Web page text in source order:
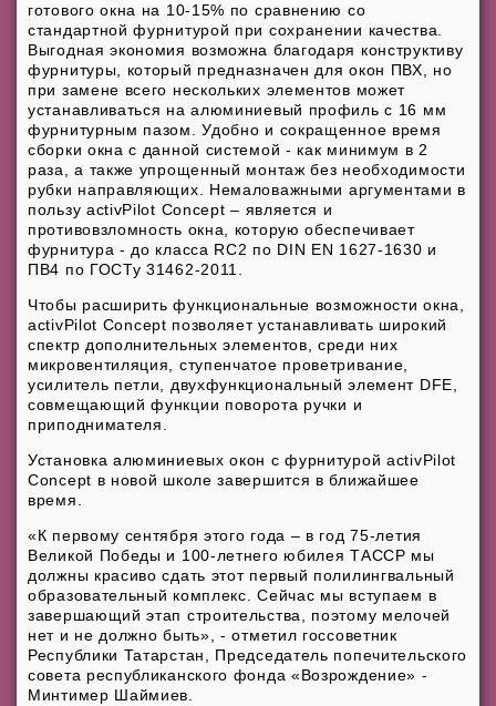
готового окна на 10-15% по сравнению со
стандартной фурнитурой при сохранении качества.
Выгодная экономия возможна благодаря конструктиву
фурнитуры, который предназначен для окон ПВХ, но
при замене всего нескольких элементов может
устанавливаться на алюминиевый профиль с 16 мм
фурнитурным пазом. Удобно и сокращенное время
сборки окна с данной системой - как минимум в 2
раза, а также упрощенный монтаж без необходимости
рубки направляющих. Немаловажными аргументами в
пользу activPilot Concept – является и
противовзломность окна, которую обеспечивает
фурнитура - до класса RC2 по DIN EN 1627-1630 и
ПВ4 по ГОСТу 31462-2011.
Чтобы расширить функциональные возможности окна,
activPilot Concept позволяет устанавливать широкий
спектр дополнительных элементов, среди них
микровентиляция, ступенчатое проветривание,
усилитель петли, двухфункциональный элемент DFE,
совмещающий функции поворота ручки и
приподнимателя.
Установка алюминиевых окон с фурнитурой activPilot
Concept в новой школе завершится в ближайшее
время.
«К первому сентября этого года – в год 75-летия
Великой Победы и 100-летнего юбилея ТАССР мы
должны красиво сдать этот первый полилингвальный
образовательный комплекс. Сейчас мы вступаем в
завершающий этап строительства, поэтому мелочей
нет и не должно быть», - отметил госсоветник
Республики Татарстан, Председатель попечительского
совета республиканского фонда «Возрождение» -
Минтимер Шаймиев.